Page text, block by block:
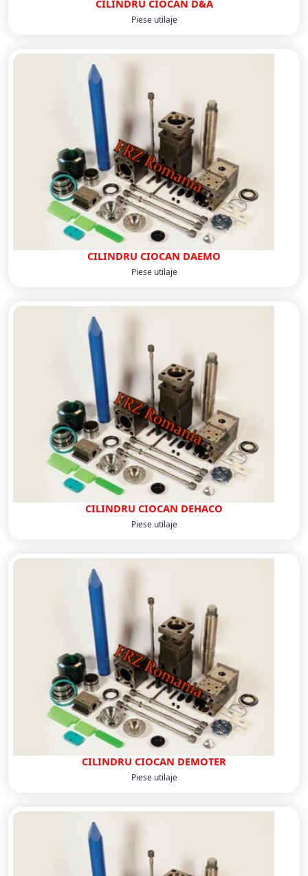
CILINDRU CIOCAN D&A
Piese utilaje
CILINDRU CIOCAN DAEMO
Piese utilaje
CILINDRU CIOCAN DEHACO
Piese utilaje
CILINDRU CIOCAN DEMOTER
Piese utilaje